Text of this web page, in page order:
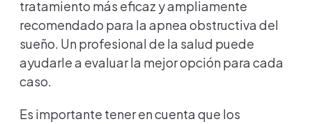
tratamiento más eficaz y ampliamente
recomendado para la apnea obstructiva del
sueño. Un profesional de la salud puede
ayudarle a evaluar la mejor opción para cada
caso.
Es importante tener en cuenta que los